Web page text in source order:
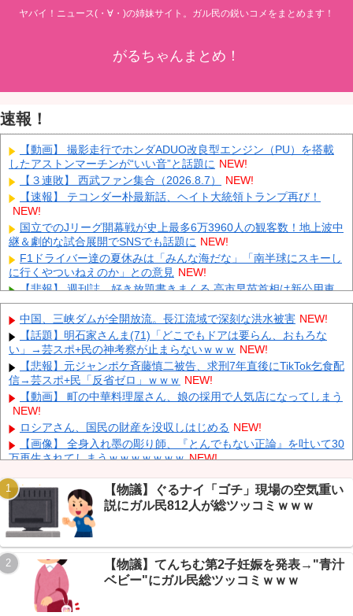
ヤバイ！ニュース(・∀・)の姉妹サイト。ガル民の鋭いコメをまとめます！
がるちゃんまとめ！
速報！
【動画】 撮影走行でホンダADUO改良型エンジン（PU）を搭載
したアストンマーチンが“いい音”と話題に NEW!
【３連敗】 西武ファン集合（2026.8.7）
NEW!
【速報】 テコンダー朴最新話、ヘイト大統領トランプ再び！
NEW!
国立でのJリーグ開幕戦が史上最多6万3960人の観客数！地上波中
継＆劇的な試合展開でSNSでも話題に NEW!
F1ドライバー達の夏休みは「みんな海だな」「南半球にスキーし
に行くやついねえのか」との意見 NEW!
【悲報】 週刊誌、好き放題書きまくる 高市早苗首相は新公用車
の贅を尽くした後部座席でたばこを吸うのが至福の時間「どんどん
延びる乗車時間」 NEW!
タトゥー彫り師さん「刺青入れてる奴は全員バカです」→30万再
生ｗｗｗｗｗｗ NEW!
中国人のリウさん、新エネ車で国境越えたら遠隔操作で30時間ロ
ックされる！ NEW!
K-POPアイドルの約半数が3年後には姿を消す…損益分岐点突破
は4％未満
彫り師YouTuber・しげち「刺青タトゥー入れてる奴は全員バカで
す」「すごい民度低い」「5000円好きなんすよ、バカって」
NEW!
Powered by livedoor 相互RSS
中国、三峡ダムが全開放流。長江流域で深刻な洪水被害 NEW!
【話題】明石家さんま(71)「どこでもドアは要らん、おもろな
い」→芸スポ+民の神考察が止まらないｗｗｗ NEW!
【悲報】元ジャンポケ斉藤慎二被告、求刑7年直後にTikTok乞食配
信→芸スポ+民「反省ゼロ」ｗｗｗ NEW!
【動画】 町の中華料理屋さん、娘の採用で人気店になってしまう
NEW!
ロシアさん、国民の財産を没収しはじめる NEW!
【画像】 全身入れ墨の彫り師、『とんでもない正論』を吐いて30
万再生されてしまうｗｗｗｗｗｗｗ NEW!
ズに全滅ｗｗｗ
NEW!
【朗報】ダイエット相談民、VIPPERに記録しろと説教される→
本当に痩せ始めるｗｗｗ
【悲報】 明日、飛田給とかいう謎の場所に行くんやが何があるん
や????・・・・・・・・・ NEW!
【保存版】NGT48はV字回復できるか2026→新曲・客増加・卒業
生活躍、復活の条件を全部並べたｗ NEW!
【物議】ぐるナイ「ゴチ」現場の空気重い
説にガル民812人が総ツッコミｗｗｗ
【物議】てんちむ第2子妊娠を発表→"青汁
ベビー"にガル民総ツッコミｗｗｗ